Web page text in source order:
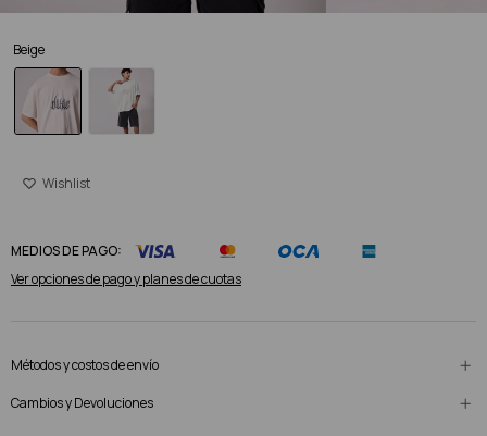
Beige
MEDIOS DE PAGO:
Ver opciones de pago y planes de cuotas
Métodos y costos de envío
Cambios y Devoluciones